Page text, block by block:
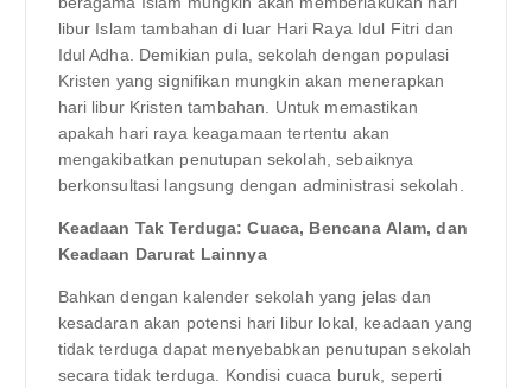
libur Islam tambahan di luar Hari Raya Idul Fitri dan
Idul Adha. Demikian pula, sekolah dengan populasi
Kristen yang signifikan mungkin akan menerapkan
hari libur Kristen tambahan. Untuk memastikan
apakah hari raya keagamaan tertentu akan
mengakibatkan penutupan sekolah, sebaiknya
berkonsultasi langsung dengan administrasi sekolah.
Keadaan Tak Terduga: Cuaca, Bencana Alam, dan
Keadaan Darurat Lainnya
Bahkan dengan kalender sekolah yang jelas dan
kesadaran akan potensi hari libur lokal, keadaan yang
tidak terduga dapat menyebabkan penutupan sekolah
secara tidak terduga. Kondisi cuaca buruk, seperti